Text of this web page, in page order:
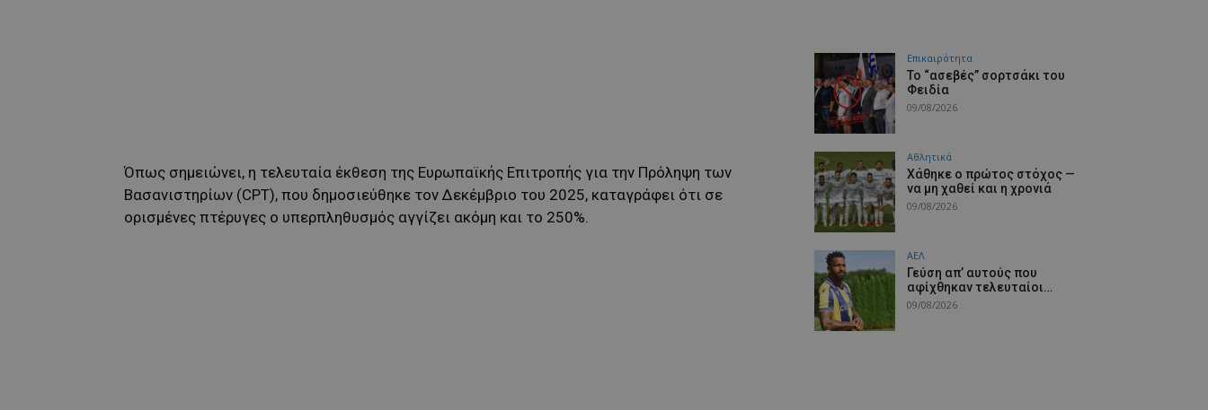
Όπως σημειώνει, η τελευταία έκθεση της Ευρωπαϊκής Επιτροπής για την Πρόληψη των
Βασανιστηρίων (CPT), που δημοσιεύθηκε τον Δεκέμβριο του 2025, καταγράφει ότι σε
ορισμένες πτέρυγες ο υπερπληθυσμός αγγίζει ακόμη και το 250%.
Επικαιρότητα
Το “ασεβές” σορτσάκι του
Φειδία
09/08/2026
Αθλητικά
Χάθηκε ο πρώτος στόχος —
να μη χαθεί και η χρονιά
09/08/2026
ΑΕΛ
Γεύση απ’ αυτούς που
αφίχθηκαν τελευταίοι…
09/08/2026